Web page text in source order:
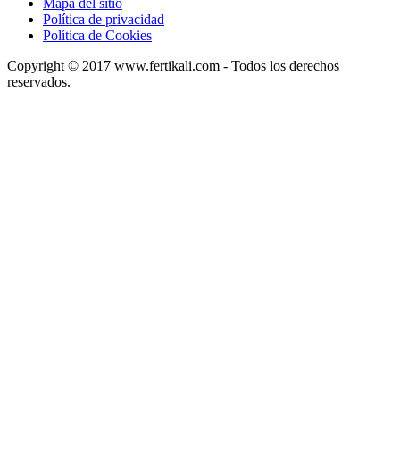
Política de privacidad
Política de Cookies
Copyright © 2017 www.fertikali.com - Todos los derechos
reservados.